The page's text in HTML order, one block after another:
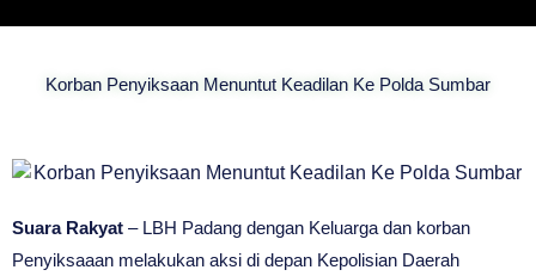
Korban Penyiksaan Menuntut Keadilan Ke Polda Sumbar
Suara Rakyat – LBH Padang dengan Keluarga dan korban
Penyiksaaan melakukan aksi di depan Kepolisian Daerah